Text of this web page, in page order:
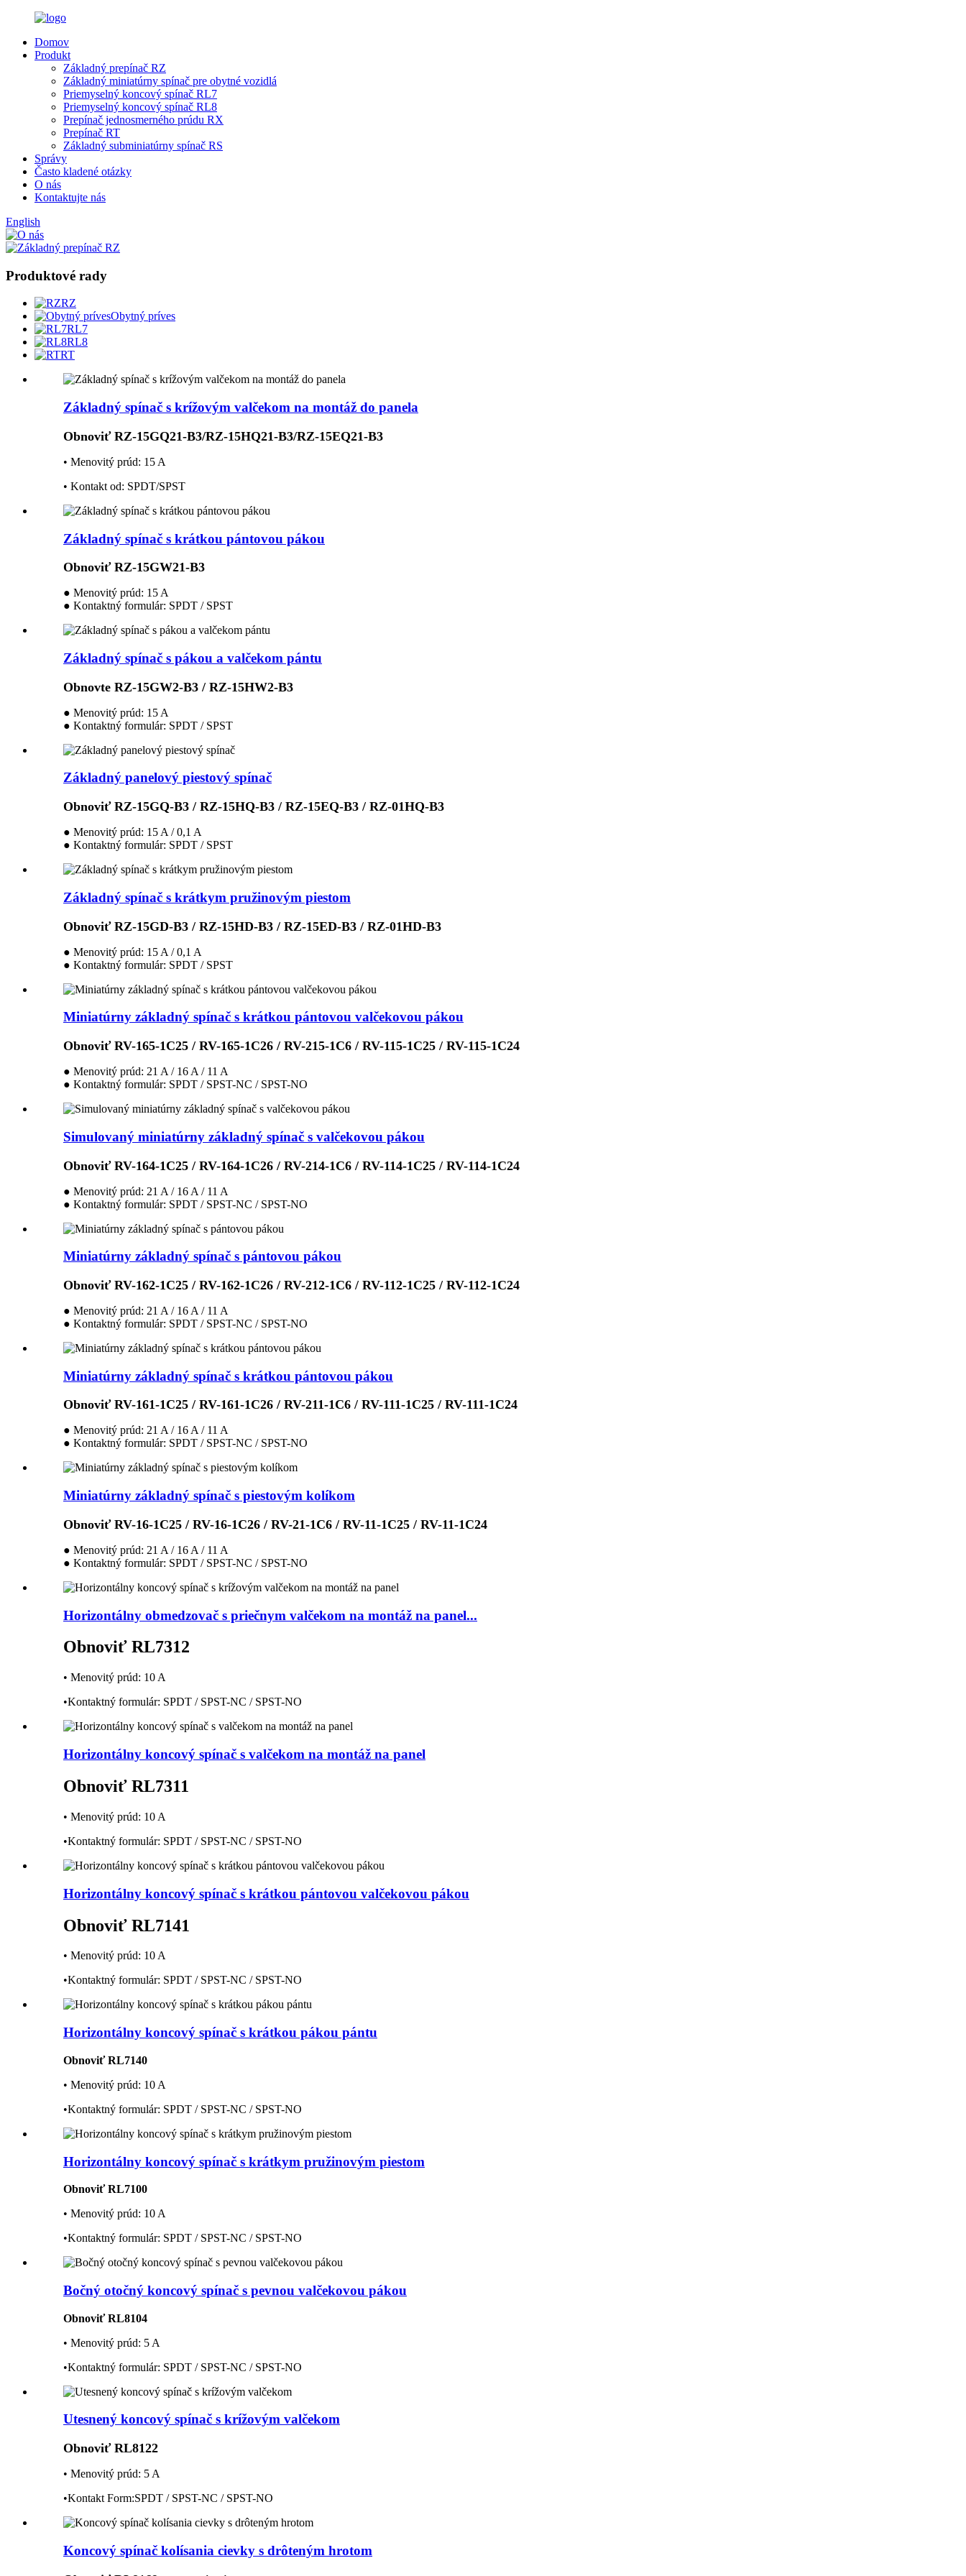
Domov
Produkt
Základný prepínač RZ
Základný miniatúrny spínač pre obytné vozidlá
Priemyselný koncový spínač RL7
Priemyselný koncový spínač RL8
Prepínač jednosmerného prúdu RX
Prepínač RT
Základný subminiatúrny spínač RS
Správy
Často kladené otázky
O nás
Kontaktujte nás
English
Produktové rady
RZ
Obytný príves
RL7
RL8
RT
Základný spínač s krížovým valčekom na montáž do panela
Obnoviť RZ-15GQ21-B3/RZ-15HQ21-B3/RZ-15EQ21-B3
• Menovitý prúd: 15 A
• Kontakt od: SPDT/SPST
Základný spínač s krátkou pántovou pákou
Obnoviť RZ-15GW21-B3
● Menovitý prúd: 15 A
● Kontaktný formulár: SPDT / SPST
Základný spínač s pákou a valčekom pántu
Obnovte RZ-15GW2-B3 / RZ-15HW2-B3
● Menovitý prúd: 15 A
● Kontaktný formulár: SPDT / SPST
Základný panelový piestový spínač
Obnoviť RZ-15GQ-B3 / RZ-15HQ-B3 / RZ-15EQ-B3 / RZ-01HQ-B3
● Menovitý prúd: 15 A / 0,1 A
● Kontaktný formulár: SPDT / SPST
Základný spínač s krátkym pružinovým piestom
Obnoviť RZ-15GD-B3 / RZ-15HD-B3 / RZ-15ED-B3 / RZ-01HD-B3
● Menovitý prúd: 15 A / 0,1 A
● Kontaktný formulár: SPDT / SPST
Miniatúrny základný spínač s krátkou pántovou valčekovou pákou
Obnoviť RV-165-1C25 / RV-165-1C26 / RV-215-1C6 / RV-115-1C25 / RV-115-1C24
● Menovitý prúd: 21 A / 16 A / 11 A
● Kontaktný formulár: SPDT / SPST-NC / SPST-NO
Simulovaný miniatúrny základný spínač s valčekovou pákou
Obnoviť RV-164-1C25 / RV-164-1C26 / RV-214-1C6 / RV-114-1C25 / RV-114-1C24
● Menovitý prúd: 21 A / 16 A / 11 A
● Kontaktný formulár: SPDT / SPST-NC / SPST-NO
Miniatúrny základný spínač s pántovou pákou
Obnoviť RV-162-1C25 / RV-162-1C26 / RV-212-1C6 / RV-112-1C25 / RV-112-1C24
● Menovitý prúd: 21 A / 16 A / 11 A
● Kontaktný formulár: SPDT / SPST-NC / SPST-NO
Miniatúrny základný spínač s krátkou pántovou pákou
Obnoviť RV-161-1C25 / RV-161-1C26 / RV-211-1C6 / RV-111-1C25 / RV-111-1C24
● Menovitý prúd: 21 A / 16 A / 11 A
● Kontaktný formulár: SPDT / SPST-NC / SPST-NO
Miniatúrny základný spínač s piestovým kolíkom
Obnoviť RV-16-1C25 / RV-16-1C26 / RV-21-1C6 / RV-11-1C25 / RV-11-1C24
● Menovitý prúd: 21 A / 16 A / 11 A
● Kontaktný formulár: SPDT / SPST-NC / SPST-NO
Horizontálny obmedzovač s priečnym valčekom na montáž na panel...
Obnoviť RL7312
• Menovitý prúd: 10 A
•Kontaktný formulár: SPDT / SPST-NC / SPST-NO
Horizontálny koncový spínač s valčekom na montáž na panel
Obnoviť RL7311
• Menovitý prúd: 10 A
•Kontaktný formulár: SPDT / SPST-NC / SPST-NO
Horizontálny koncový spínač s krátkou pántovou valčekovou pákou
Obnoviť RL7141
• Menovitý prúd: 10 A
•Kontaktný formulár: SPDT / SPST-NC / SPST-NO
Horizontálny koncový spínač s krátkou pákou pántu
Obnoviť RL7140
• Menovitý prúd: 10 A
•Kontaktný formulár: SPDT / SPST-NC / SPST-NO
Horizontálny koncový spínač s krátkym pružinovým piestom
Obnoviť RL7100
• Menovitý prúd: 10 A
•Kontaktný formulár: SPDT / SPST-NC / SPST-NO
Bočný otočný koncový spínač s pevnou valčekovou pákou
Obnoviť RL8104
• Menovitý prúd: 5 A
•Kontaktný formulár: SPDT / SPST-NC / SPST-NO
Utesnený koncový spínač s krížovým valčekom
Obnoviť RL8122
• Menovitý prúd: 5 A
•Kontakt Form:SPDT / SPST-NC / SPST-NO
Koncový spínač kolísania cievky s drôteným hrotom